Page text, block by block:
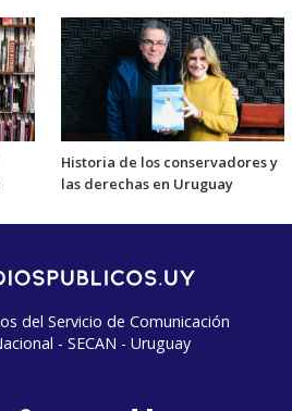
Historia de los conservadores y
las derechas en Uruguay
del Servicio de Comunicación
- SECAN - Uruguay